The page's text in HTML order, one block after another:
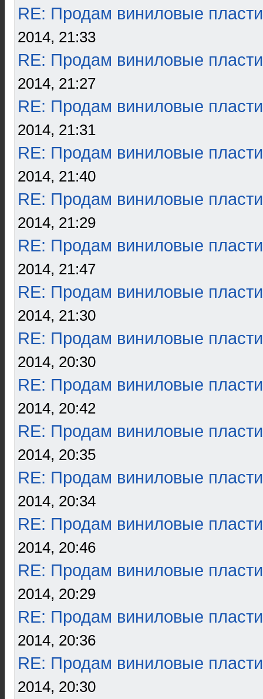
RE: Продам виниловые
2014, 21:33
RE: Продам виниловые
2014, 21:27
RE: Продам виниловые
2014, 21:31
RE: Продам виниловые
2014, 21:40
RE: Продам виниловые
2014, 21:29
RE: Продам виниловые
2014, 21:47
RE: Продам виниловые
2014, 21:30
RE: Продам виниловые
2014, 20:30
RE: Продам виниловые
2014, 20:42
RE: Продам виниловые
2014, 20:35
RE: Продам виниловые
2014, 20:34
RE: Продам виниловые
2014, 20:46
RE: Продам виниловые
2014, 20:29
RE: Продам виниловые
2014, 20:36
RE: Продам виниловые
2014, 20:30